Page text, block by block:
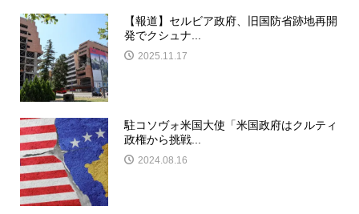
【報道】セルビア政府、旧国防省跡地再開
発でクシュナ...
2025.11.17
駐コソヴォ米国大使「米国政府はクルティ
政権から挑戦...
2024.08.16